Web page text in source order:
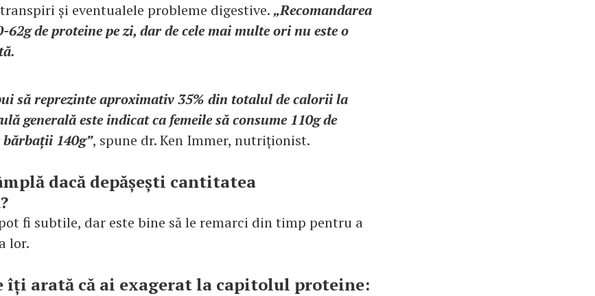
și eventualele probleme digestive.„Recomandarea
62g de proteine pe zi, dar de cele mai multe ori nu este o
să reprezinte aproximativ 35% din totalul de calorii la
generală este indicat ca femeile să consume 110g de
140g”, spune dr. Ken Immer, nutriționist.
dacă depășești cantitatea
fi subtile, dar este bine să le remarci din timp pentru a
lor.
îți arată că ai exagerat la capitolul proteine: